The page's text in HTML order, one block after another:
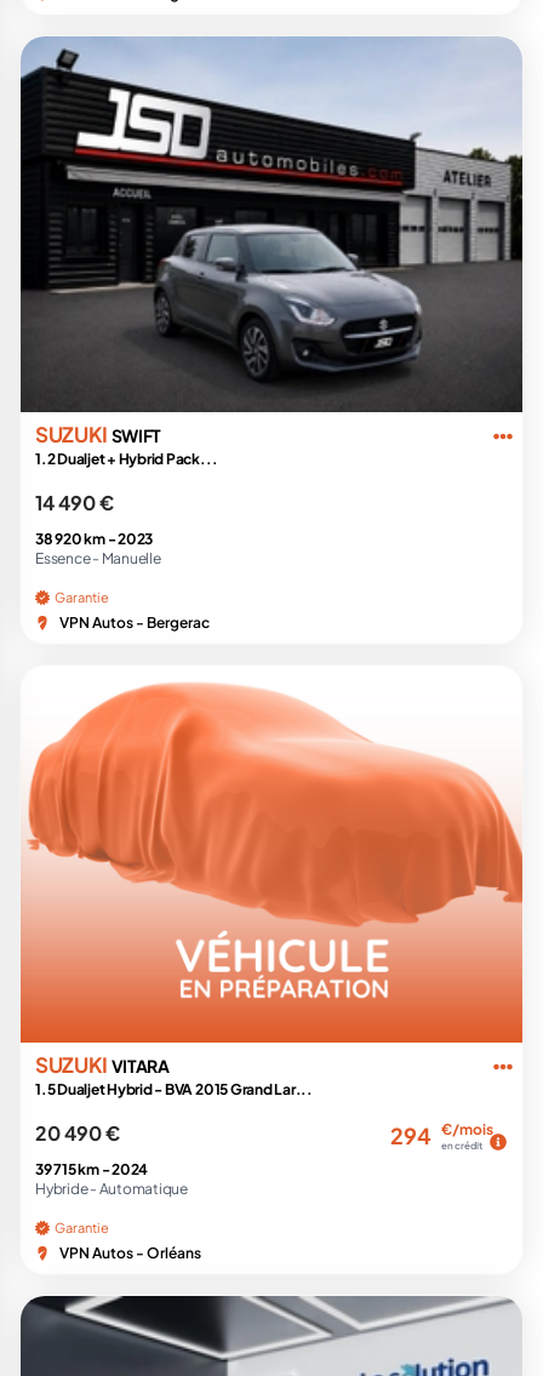
SUZUKI SWIFT
1.2 Dualjet + Hybrid Pack...
14 490 €
38 920 km -2023
Essence - Manuelle
Garantie
VPN Autos - Bergerac
SUZUKI VITARA
1.5 Dualjet Hybrid - BVA 2015 Grand Lar...
20 490 € 294 €/mois
en crédit
39 715 km -2024
Hybride - Automatique
Garantie
VPN Autos - Orléans